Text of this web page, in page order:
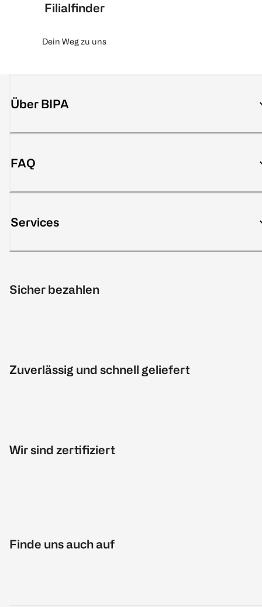
Filialfinder
Dein Weg zu uns
Über BIPA
FAQ
Services
Sicher bezahlen
Zuverlässig und schnell geliefert
Wir sind zertifiziert
Finde uns auch auf